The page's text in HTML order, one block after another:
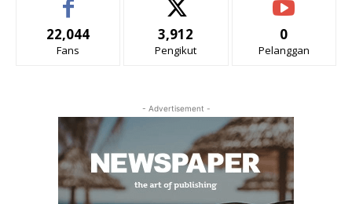
22,044
Fans
3,912
Pengikut
0
Pelanggan
- Advertisement -